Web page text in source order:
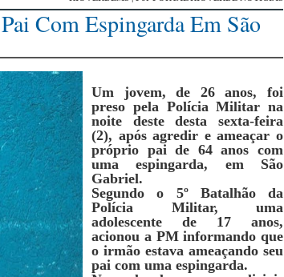
Com Espingarda Em São
Um jovem, de 26 anos, foi
preso pela Polícia Militar na
noite deste desta sexta-feira
(2), após agredir e ameaçar o
próprio pai de 64 anos com
uma espingarda, em São
Gabriel.
Segundo o 5º Batalhão da
Polícia Militar, uma
adolescente de 17 anos,
acionou a PM informando que
o irmão estava ameaçando seu
pai com uma espingarda.